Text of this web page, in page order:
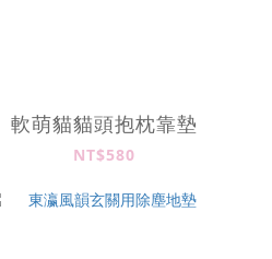
軟萌貓貓頭抱枕靠墊
NT$580